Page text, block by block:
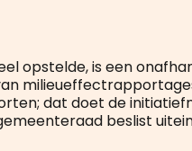
opstelde, is een
dat doet de
beslist